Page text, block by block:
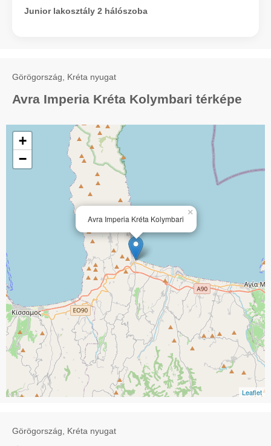
Junior lakosztály 2 hálószoba
Görögország, Kréta nyugat
Avra Imperia Kréta Kolymbari térképe
Avra Imperia Kréta Kolymbari
×
+
−
Leaflet
Görögország, Kréta nyugat